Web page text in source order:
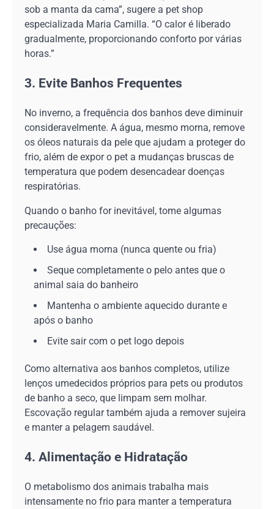
sob a manta da cama”, sugere a pet shop
especializada Maria Camilla. “O calor é liberado
gradualmente, proporcionando conforto por várias
horas.”
3. Evite Banhos Frequentes
No inverno, a frequência dos banhos deve diminuir
consideravelmente. A água, mesmo morna, remove
os óleos naturais da pele que ajudam a proteger do
frio, além de expor o pet a mudanças bruscas de
temperatura que podem desencadear doenças
respiratórias.
Quando o banho for inevitável, tome algumas
precauções:
Use água morna (nunca quente ou fria)
Seque completamente o pelo antes que o
animal saia do banheiro
Mantenha o ambiente aquecido durante e
após o banho
Evite sair com o pet logo depois
Como alternativa aos banhos completos, utilize
lenços umedecidos próprios para pets ou produtos
de banho a seco, que limpam sem molhar.
Escovação regular também ajuda a remover sujeira
e manter a pelagem saudável.
4. Alimentação e Hidratação
O metabolismo dos animais trabalha mais
intensamente no frio para manter a temperatura